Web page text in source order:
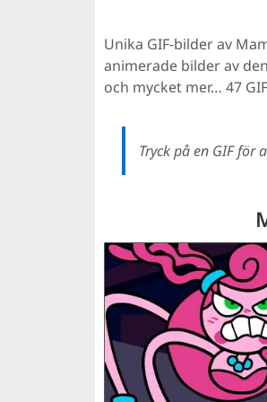
Unika GIF-bilder av
animerade bilder av
och mycket mer… 47
Tryck på en GIF för